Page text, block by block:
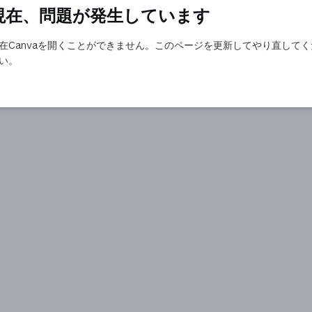
在、問題が発生しています
Canvaを開くことができません。このページを更新してやり直して
。